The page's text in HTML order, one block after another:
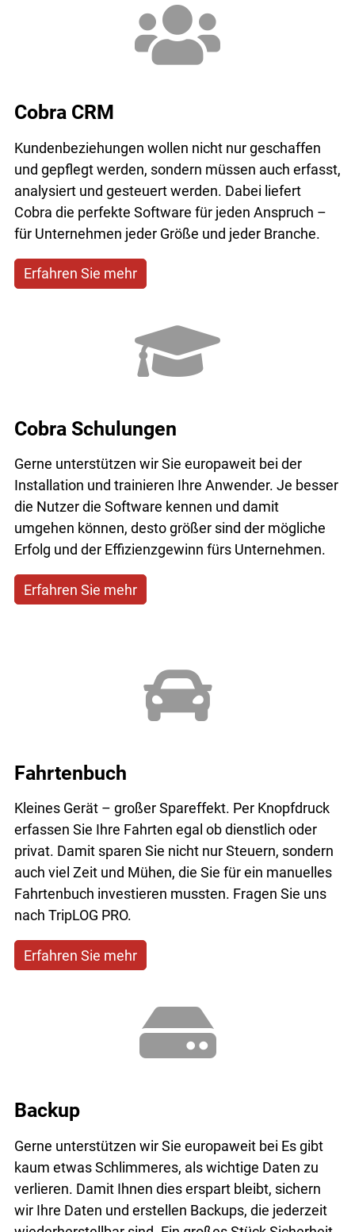
Cobra CRM
Kundenbeziehungen wollen nicht nur geschaffen
und gepflegt werden, sondern müssen auch erfasst,
analysiert und gesteuert werden. Dabei liefert
Cobra die perfekte Software für jeden Anspruch –
für Unternehmen jeder Größe und jeder Branche.
Erfahren Sie mehr
Cobra Schulungen
Gerne unterstützen wir Sie europaweit bei der
Installation und trainieren Ihre Anwender. Je besser
die Nutzer die Software kennen und damit
umgehen können, desto größer sind der mögliche
Erfolg und der Effizienzgewinn fürs Unternehmen.
Erfahren Sie mehr
Fahrtenbuch
Kleines Gerät – großer Spareffekt. Per Knopfdruck
erfassen Sie Ihre Fahrten egal ob dienstlich oder
privat. Damit sparen Sie nicht nur Steuern, sondern
auch viel Zeit und Mühen, die Sie für ein manuelles
Fahrtenbuch investieren mussten. Fragen Sie uns
nach TripLOG PRO.
Erfahren Sie mehr
Backup
Gerne unterstützen wir Sie europaweit bei Es gibt
kaum etwas Schlimmeres, als wichtige Daten zu
verlieren. Damit Ihnen dies erspart bleibt, sichern
wir Ihre Daten und erstellen Backups, die jederzeit